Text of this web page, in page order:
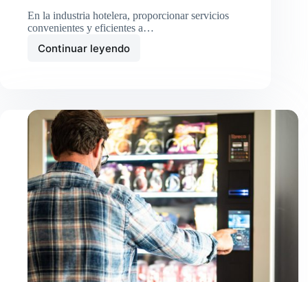
En la industria hotelera, proporcionar servicios
convenientes y eficientes a…
Continuar leyendo